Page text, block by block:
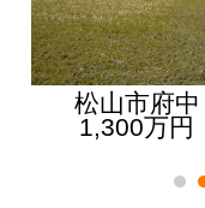
松山市府中
1,300万円